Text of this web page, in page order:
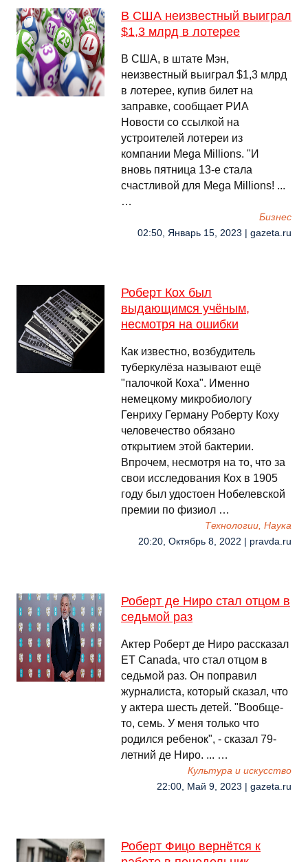
В США неизвестный выиграл
$1,3 млрд в лотерее
В США, в штате Мэн,
неизвестный выиграл $1,3 млрд
в лотерее, купив билет на
заправке, сообщает РИА
Новости со ссылкой на
устроителей лотереи из
компании Mega Millions. "И
вновь пятница 13-е стала
счастливой для Mega Millions! ...
…
Бизнес
02:50, Январь 15, 2023 | gazeta.ru
Роберт Кох был
выдающимся учёным,
несмотря на ошибки
Как известно, возбудитель
туберкулёза называют ещё
"палочкой Коха". Именно
немецкому микробиологу
Генриху Герману Роберту Коху
человечество обязано
открытием этой бактерии.
Впрочем, несмотря на то, что за
свои исследования Кох в 1905
году был удостоен Нобелевской
премии по физиол …
Технологии, Наука
20:20, Октябрь 8, 2022 | pravda.ru
Роберт де Ниро стал отцом в
седьмой раз
Актер Роберт де Ниро рассказал
ET Canada, что стал отцом в
седьмой раз. Он поправил
журналиста, который сказал, что
у актера шесть детей. "Вообще-
то, семь. У меня только что
родился ребенок", - сказал 79-
летний де Ниро. ... …
Культура и искусство
22:00, Май 9, 2023 | gazeta.ru
Роберт Фицо вернётся к